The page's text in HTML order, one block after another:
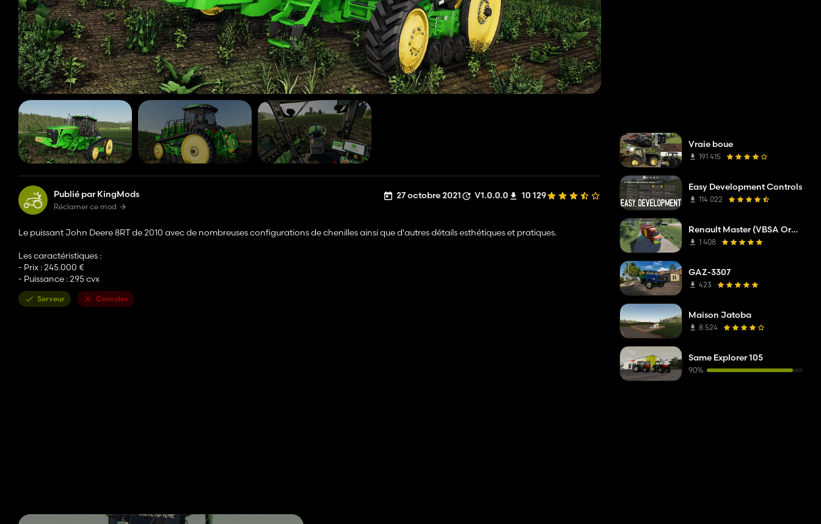
Publié par KingMods
Réclamer ce mod
27 octobre 2021 V1.0.0.0 10 129
Le puissant John Deere 8RT de 2010 avec de nombreuses configurations de chenilles ainsi que d'autres détails esthétiques et pratiques.
Les caractéristiques :
- Prix : 245.000 €
- Puissance : 295 cvx
Serveur Consoles
Vraie boue
191 415
Easy Development Controls
114 022
Renault Master (VBSA Oranget)
1 408
GAZ-3307
423
Maison Jatoba
8 524
Same Explorer 105
90%